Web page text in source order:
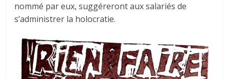
nommé par eux, suggéreront aux salariés de
s’administrer la holocratie.